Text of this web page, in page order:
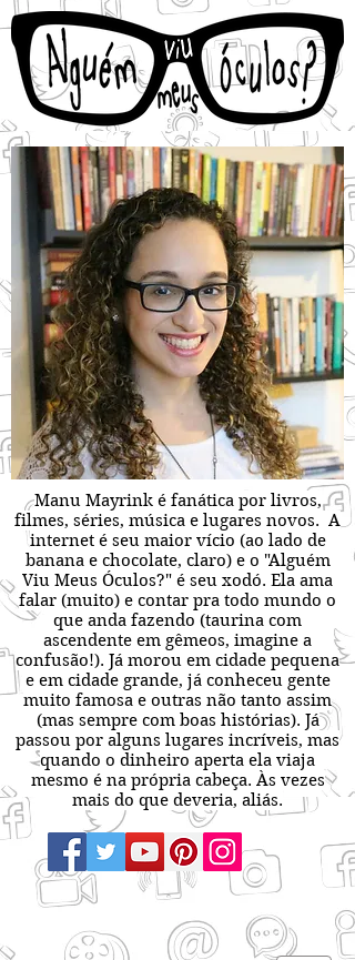
Manu Mayrink é fanática por livros,
filmes, séries, música e lugares novos. A
internet é seu maior vício (ao lado de
banana e chocolate, claro) e o "Alguém
Viu Meus Óculos?" é seu xodó. Ela ama
falar (muito) e contar pra todo mundo o
que anda fazendo (taurina com
ascendente em gêmeos, imagine a
confusão!). Já morou em cidade pequena
e em cidade grande, já conheceu gente
muito famosa e outras não tanto assim
(mas sempre com boas histórias). Já
passou por alguns lugares incríveis, mas
quando o dinheiro aperta ela viaja
mesmo é na própria cabeça. Às vezes
mais do que deveria, aliás.